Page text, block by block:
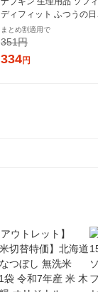
ディフィット ふつうの日
羽つき (210/21cm) 1パッ
(20枚×2個) ユニ・チャー
まとめ割適用で
351円
334円